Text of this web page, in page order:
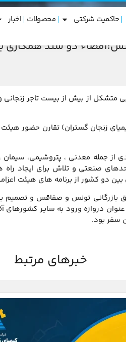
حاکمیت شرکتی محصولات اخبار
دو سند همکاری
متشکل از بیش از بیست تاجر
زنجان گستران) تقارن حضور
جمله معدنی ، پتروشیمی،
صنعتی و تلاش برای ایجاد
دو کشور از برنامه های هیئت
بازرگانی تونس و صفاقس و تصمیم
دروازه ورود به سایر کشورهای
سفر بود.
خبرهای مرتبط